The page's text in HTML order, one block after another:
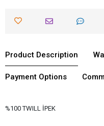
Product Description
Payment Options
%100 TWILL İPEK